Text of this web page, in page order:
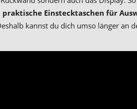
praktische Einstecktaschen für
kannst du dich umso länger an